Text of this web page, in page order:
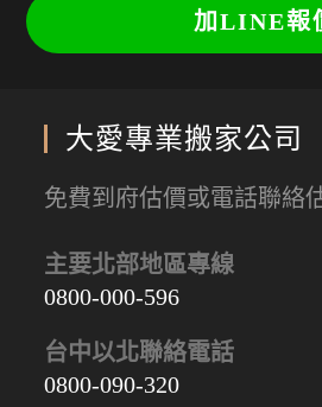
加LINE報
大愛專業搬家公司
免費到府估價或電話聯絡
主要北部地區專線
0800-000-596
台中以北聯絡電話
0800-090-320